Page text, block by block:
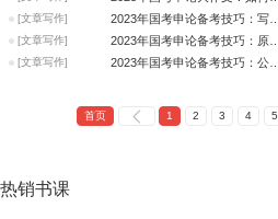
[文章写作]
[文章写作]
[文章写作]
首页 1 2 3 4 5
热销书课